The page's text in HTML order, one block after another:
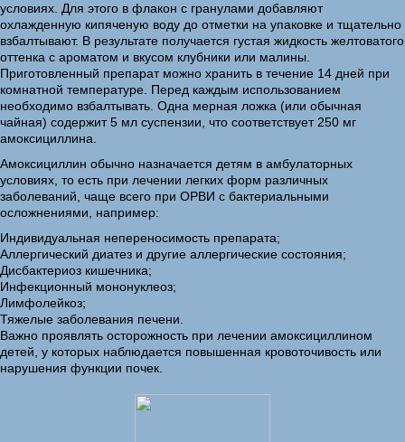
условиях. Для этого в флакон с гранулами добавляют
охлажденную кипяченую воду до отметки на упаковке и тщательно
взбалтывают. В результате получается густая жидкость желтоватого
оттенка с ароматом и вкусом клубники или малины.
Приготовленный препарат можно хранить в течение 14 дней при
комнатной температуре. Перед каждым использованием
необходимо взбалтывать. Одна мерная ложка (или обычная
чайная) содержит 5 мл суспензии, что соответствует 250 мг
амоксициллина.
Амоксициллин обычно назначается детям в амбулаторных
условиях, то есть при лечении легких форм различных
заболеваний, чаще всего при ОРВИ с бактериальными
осложнениями, например:
Индивидуальная непереносимость препарата;
Аллергический диатез и другие аллергические состояния;
Дисбактериоз кишечника;
Инфекционный мононуклеоз;
Лимфолейкоз;
Тяжелые заболевания печени.
Важно проявлять осторожность при лечении амоксициллином
детей, у которых наблюдается повышенная кровоточивость или
нарушения функции почек.